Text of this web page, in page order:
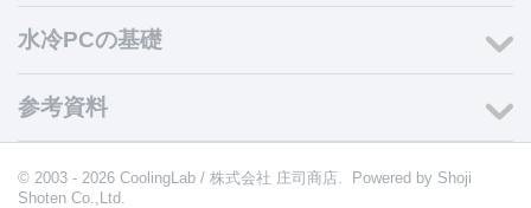
水冷PCの基礎
参考資料
© 2003 - 2026 CoolingLab / 株式会社 庄司商店. Powered by Shoji
Shoten Co.,Ltd.